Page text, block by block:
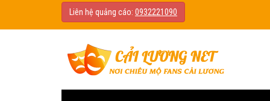
Liên hệ quảng cáo: 0932221090